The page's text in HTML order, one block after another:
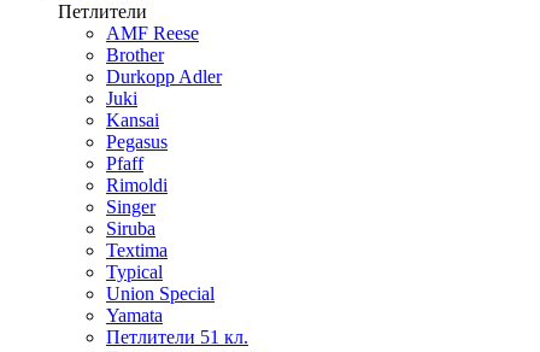
Петлители
AMF Reese
Brother
Durkopp Adler
Juki
Kansai
Pegasus
Pfaff
Rimoldi
Singer
Siruba
Textima
Typical
Union Special
Yamata
Петлители 51 кл.